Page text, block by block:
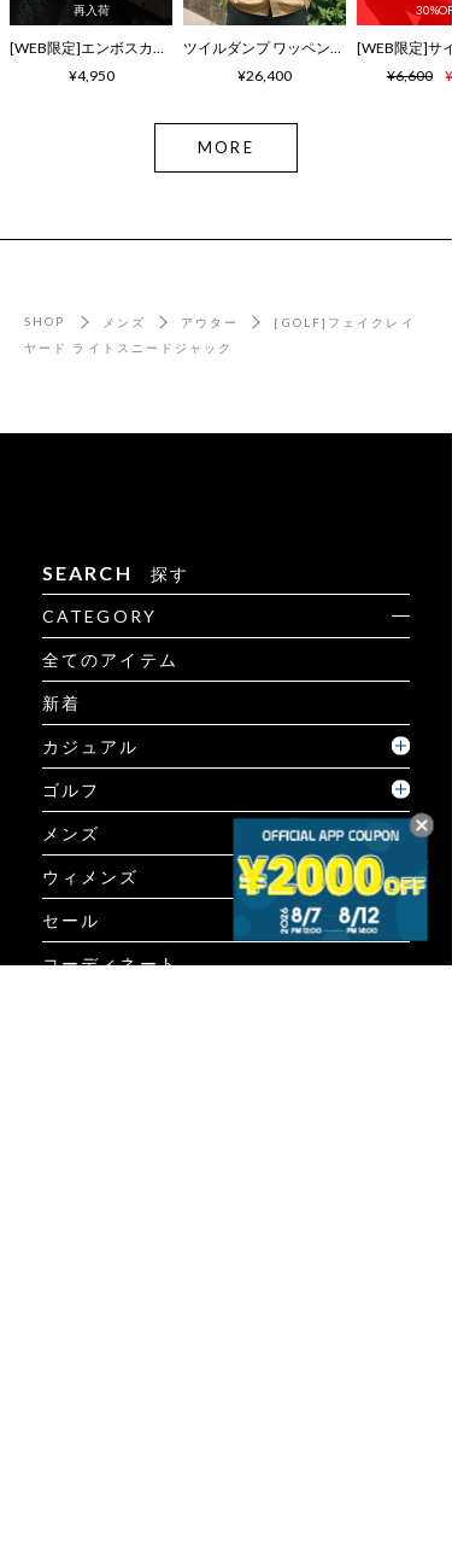
再入荷
[WEB限定]エンボスカラーロゴ シャワーサンダル
¥4,950
ツイルダンプ ワッペン刺繍ワッシャーシャツ
¥26,400
¥6,600
MORE
SHOP メンズ アウター
[GOLF]フェイクレイ
ヤード ライトスニードジャック
SEARCH 探す
CATEGORY
全てのアイテム
新着
カジュアル
ゴルフ
メンズ
ウィメンズ
セール
コーディネート